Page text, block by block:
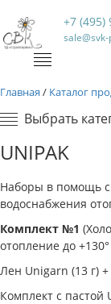
+7 (495)
Главная / Каталог
Выбрать
UNIPAK
Наборы в помощь
водоснабжения
Комплект №1
отопление до
Лен Unigarn (13 г)
Комплект с пастой